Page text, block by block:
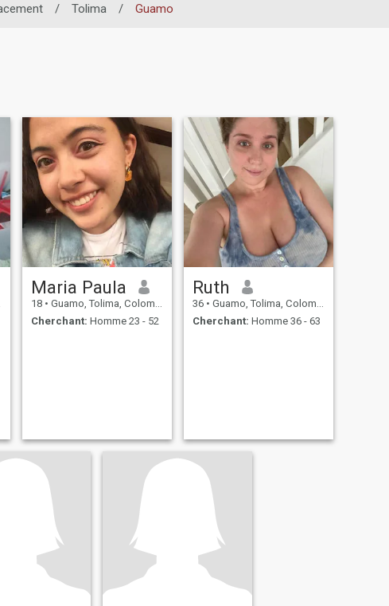
/ Tolima / Guamo
Maria Paula
18 • Guamo, Tolima, Colombie
Cherchant: Homme 23 - 52
Ruth
36 • Guamo, Tolima, Colombie
Cherchant: Homme 36 - 63